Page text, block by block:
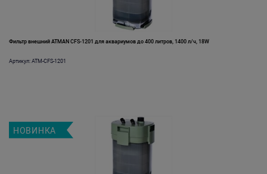
Фильтр внешний ATMAN CFS-1201 для аквариумов до 400 литров, 1400 л/ч, 18W
Артикул: ATM-CFS-1201
НОВИНКА